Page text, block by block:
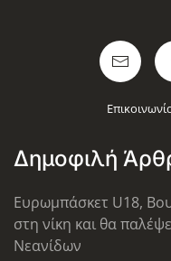
Δημοφιλή
Ευρωμπάσκετ U18,
στη νίκη και θα
Νεανίδων